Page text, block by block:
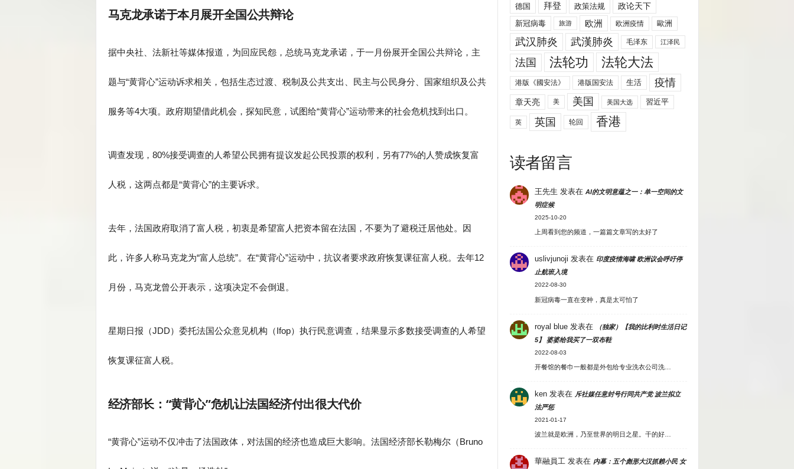
马克龙承诺于本月展开全国公共辩论
据中央社、法新社等媒体报道，为回应民怨，总统马克龙承诺，于一月份展开全国公共辩论，主
题与“黄背心”运动诉求相关，包括生态过渡、税制及公共支出、民主与公民身分、国家组织及公共
服务等4大项。政府期望借此机会，探知民意，试图给“黄背心”运动带来的社会危机找到出口。
调查发现，80%接受调查的人希望公民拥有提议发起公民投票的权利，另有77%的人赞成恢复富
人税，这两点都是“黄背心”的主要诉求。
去年，法国政府取消了富人税，初衷是希望富人把资本留在法国，不要为了避税迁居他处。因
此，许多人称马克龙为“富人总统”。在“黄背心”运动中，抗议者要求政府恢复课征富人税。去年12
月份，马克龙曾公开表示，这项决定不会倒退。
星期日报（JDD）委托法国公众意见机构（Ifop）执行民意调查，结果显示多数接受调查的人希望
恢复课征富人税。
经济部长：“黄背心”危机让法国经济付出很大代价
“黄背心”运动不仅冲击了法国政体，对法国的经济也造成巨大影响。法国经济部长勒梅尔（Bruno
德国 拜登 政策法规
政论天下
新冠病毒
旅游 欧洲 欧洲疫情 歐洲
武汉肺炎 武漢肺炎 毛泽东 江泽民
法国 法轮功 法轮大法
港版《國安法》 港版国安法 生活 疫情
章天亮 美 美国 美国大选 習近平
英 英国 轮回 香港
读者留言
王先生 发表在 AI的文明意蕴之一：单一空间的文
明症候
2025-10-20
上周看到您的频道，一篇篇文章写的太好了
uslivjunoji 发表在 印度疫情海啸 欧洲议会呼吁停
止航班入境
2022-08-30
新冠病毒一直在变种，真是太可怕了
royal blue发表在
（独家）【我的比利时生活日记
5】 婆婆给我买了一双布鞋
2022-08-03
开餐馆的餐巾一般都是外包给专业洗衣公司洗…
ken发表在 斥社媒任意封号行同共产党 波兰拟立
法严惩
2021-01-17
波兰就是欧洲，乃至世界的明日之星。干的好…
華融員工 发表在 内幕：五个彪形大汉抓赖小民 女